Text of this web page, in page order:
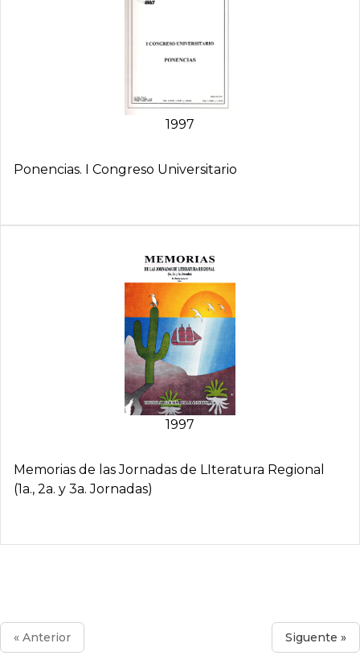
1997
Ponencias. I Congreso Universitario
1997
Memorias de las Jornadas de LIteratura Regional
(1a., 2a. y 3a. Jornadas)
« Anterior Siguente »